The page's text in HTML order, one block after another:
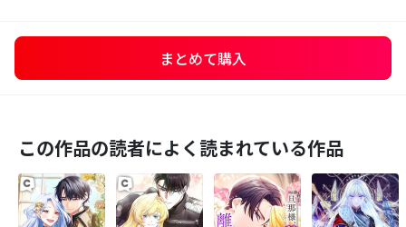
まとめて購入
この作品の読者によく読まれている作品